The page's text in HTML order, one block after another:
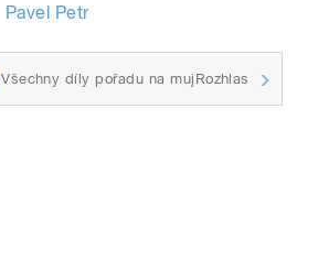
Pavel Petr
Všechny díly pořadu na mujRozhlas